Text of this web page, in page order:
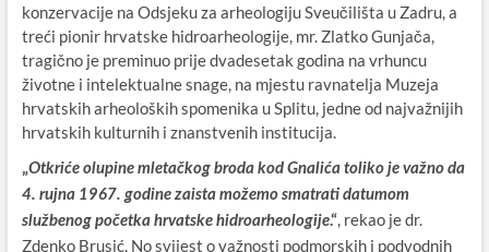
konzervacije na Odsjeku za arheologiju Sveučilišta u Zadru, a
treći pionir hrvatske hidroarheologije, mr. Zlatko Gunjača,
tragično je preminuo prije dvadesetak godina na vrhuncu
životne i intelektualne snage, na mjestu ravnatelja Muzeja
hrvatskih arheoloških spomenika u Splitu, jedne od najvažnijih
hrvatskih kulturnih i znanstvenih institucija.
„Otkriće olupine mletačkog broda kod Gnalića toliko je važno da
4. rujna 1967. godine zaista možemo smatrati datumom
službenog početka hrvatske hidroarheologije.“, rekao je dr.
Zdenko Brusić. No svijest o važnosti podmorskih i podvodnih